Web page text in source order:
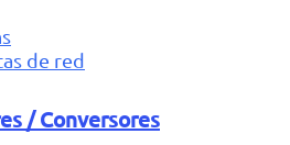
de red
/ Conversores